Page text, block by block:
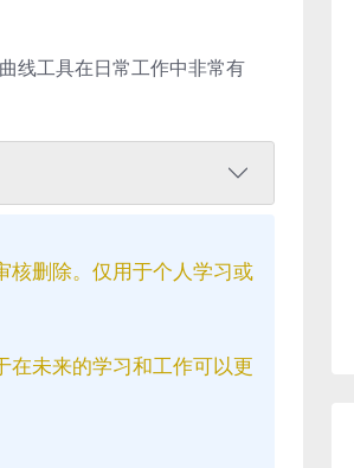
线工具在日常工作中非常有
核删除。仅用于个人学习或
在未来的学习和工作可以更